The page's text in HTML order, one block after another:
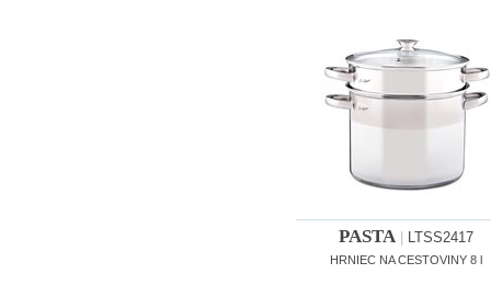
PASTA| LTSS2417
HRNIEC NA CESTOVINY 8 l